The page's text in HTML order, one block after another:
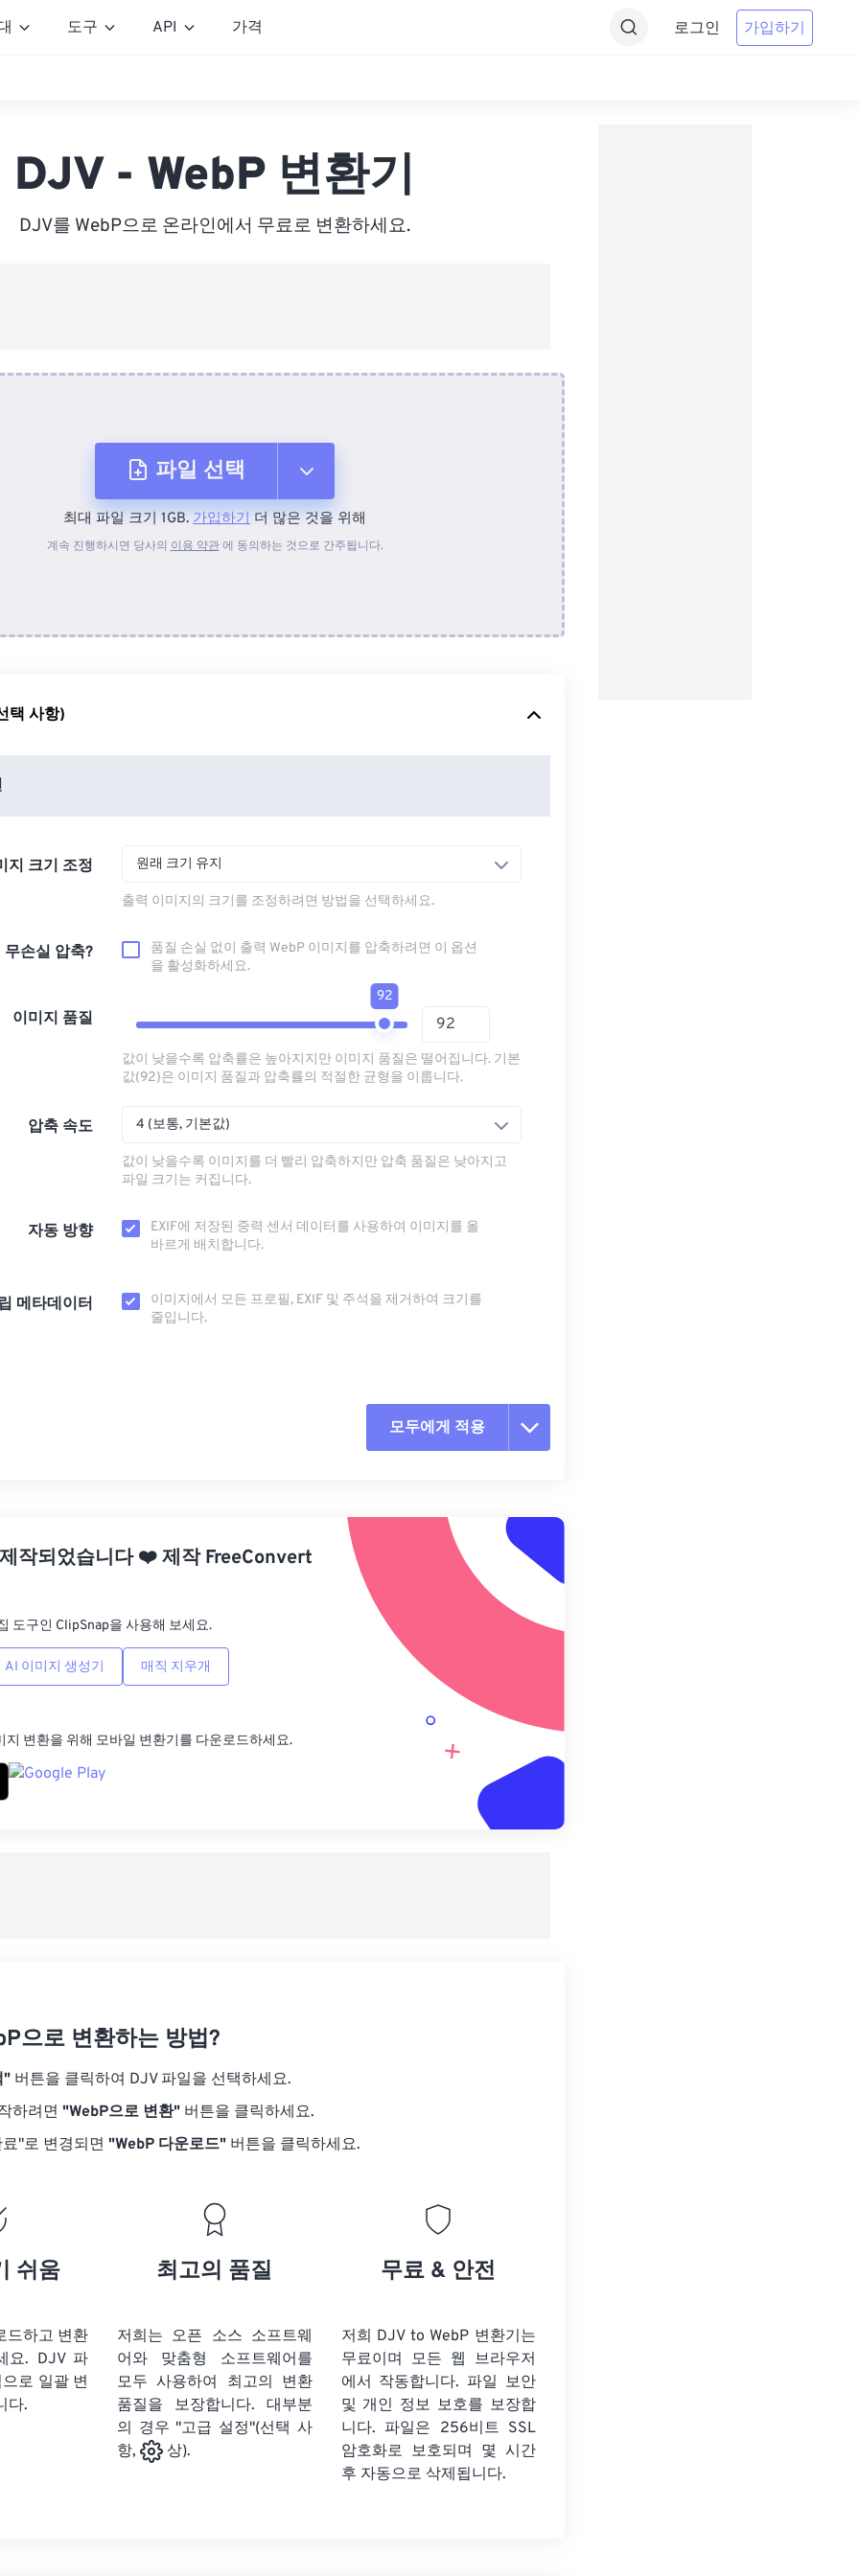
도구 API 가격 로그인 가입하기
DJV - WebP 변환기
DJV를 WebP으로 온라인에서 무료로 변환하세요.
파일 선택
장치에서
최대 파일 크기 1GB. 가입하기 더 많은 것을 위해
계속 진행하시면 당사의 이용 약관에 동의하는 것으로 간주됩니다.
택 사항)
지 크기 조정 원래 크기 유지
출력 이미지의 크기를 조정하려면 방법을 선택하세요.
무손실 압축?
품질 손실 없이 출력 WebP 이미지를 압축하려면 이 옵션
을 활성화하세요.
이미지 품질
92
값이 낮을수록 압축률은 높아지지만 이미지 품질은 떨어집니다. 기본
값(92)은 이미지 품질과 압축률의 적절한 균형을 이룹니다.
압축 속도 4 (보통, 기본값)
값이 낮을수록 이미지를 더 빨리 압축하지만 압축 품질은 낮아지고
파일 크기는 커집니다.
자동 방향
EXIF에 저장된 중력 센서 데이터를 사용하여 이미지를 올
바르게 배치합니다.
메타데이터
이미지에서 모든 프로필, EXIF ​​및 주석을 제거하여 크기를
줄입니다.
모두에게 적용
사전 설정에서 적용
사전 설정으로 저장
작되었습니다❤️제작FreeConvert
도구인 ClipSnap을 사용해 보세요.
AI 이미지 생성기 매직 지우개
지 변환을 위해 모바일 변환기를 다운로드하세요.
으로 변환하는 방법?
" 버튼을 클릭하여 DJV 파일을 선택하세요.
하려면 "WebP으로 변환" 버튼을 클릭하세요.
"로 변경되면 "WebP 다운로드" 버튼을 클릭하세요.
쉬움
드하고 변환
요. DJV 파
로 일괄 변
다.
최고의 품질
저희는 오픈 소스 소프트웨
어와 맞춤형 소프트웨어를
모두 사용하여 최고의 변환
품질을 보장합니다. 대부분
의 경우 "고급 설정"(선택 사
항,
상).
무료 & 안전
저희 DJV to WebP 변환기는
무료이며 모든 웹 브라우저
에서 작동합니다. 파일 보안
및 개인 정보 보호를 보장합
니다. 파일은 256비트 SSL
암호화로 보호되며 몇 시간
후 자동으로 삭제됩니다.